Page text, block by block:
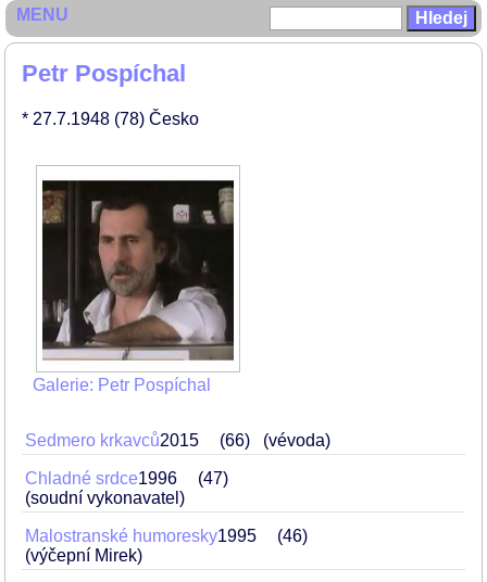
Petr Pospíchal
* 27.7.1948 (78) Česko
Galerie: Petr Pospíchal
Sedmero krkavců2015 66 (vévoda)
Chladné srdce1996
47
(soudní vykonavatel)
Malostranské humoresky1995
46
(výčepní Mirek)
MENU